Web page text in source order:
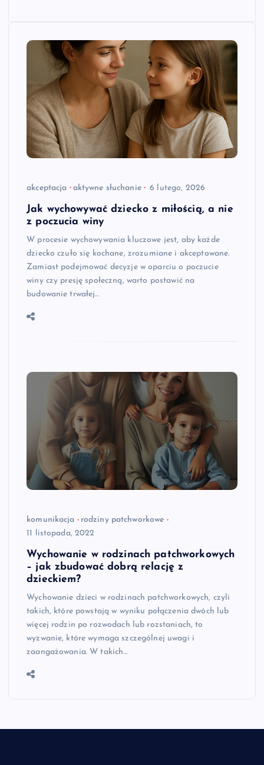
akceptacja aktywne słuchanie 6 lutego, 2026
Jak wychowywać dziecko z miłością, a nie
z poczucia winy
W procesie wychowywania kluczowe jest, aby każde
dziecko czuło się kochane, zrozumiane i akceptowane.
Zamiast podejmować decyzje w oparciu o poczucie
winy czy presję społeczną, warto postawić na
budowanie trwałej…
komunikacja
rodziny patchworkowe
11 listopada, 2022
Wychowanie w rodzinach patchworkowych
– jak zbudować dobrą relację z
dzieckiem?
Wychowanie dzieci w rodzinach patchworkowych, czyli
takich, które powstają w wyniku połączenia dwóch lub
więcej rodzin po rozwodach lub rozstaniach, to
wyzwanie, które wymaga szczególnej uwagi i
zaangażowania. W takich…